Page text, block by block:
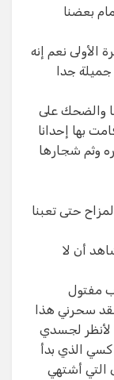
بعضنا
الأولى نعم إنه
جدا
والضحك على
بها إحدانا
وثم شجارها
حتى تعبنا
أن لا
مفتول
سحرني هذا
لجسدي
الذي بدأ
التي أشتهي